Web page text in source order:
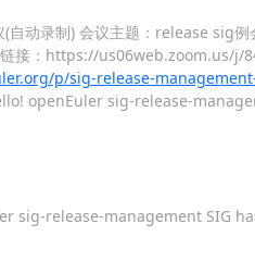
录制) 会议主题：release sig例
链接：https://us06web.zoom.us/j/
p/sig-release-
openEuler sig-release-
sig-release-management SIG